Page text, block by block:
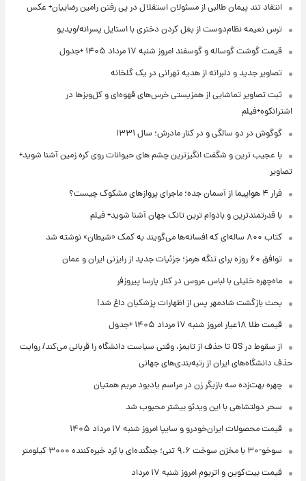
انتقاد تند پیمان طالبی از مسئولان استقلال در پی رفتن رامین رضاییان+ عکس
ترس نعیمه نظام‌دوست از بغل کردن دختری با استایل پسرانه/ویدیو
قیمت گوشت گوساله و گوسفند امروز شنبه ۱۷ مرداد ۱۴۰۵ +جدول
تصاویر جدید و دلبرانه از هدیه تهرانی در یک گلخانه
ثبت تصاویر تماشایی از همزیستی خرس‌های قهوه‌ای و کل‌وبزها در
اشترانکوه+فیلم
گوگوش در دو سالگی و در کنار مادرش؛ سال ۱۳۳۱
با عجیب ترین و شگفت انگیزترین چشم های حیوانات روی کره زمین آشنا شوید+
تصاویر
فرار ۴ هواپیما از آسمان جده؛ ماجرای پروازهای مشکوک چیست؟
با قدرتمندترین و بادوام ترین تانک جهان آشنا شوید+ فیلم
کتاب ۸۰۰ ساله‌ای که افسانه‌ها می‌گویند به کمک «شیطان» نوشته شد
توافق ۶۰ روزه برای تنگه هرمز؛ جزئیات جدید از رایزنی ایران و عمان
ماه‌چهره خلیلی با لباس عروس در کنار پارسا پیروزفر
بحث بازگشت شادمهر پس از اظهارات پزشکیان داغ شد!
قیمت طلا ۱۸عیار امروز شنبه ۱۷ مرداد ۱۴۰۵ +جدول
از سقوط در QS تا حذف از تایمز، وقتی سیاست دانشگاه را قربانی می‌کند/ روایت
حذف دانشگاه‌های ایران از رتبه‌بندی‌های جهانی
چهره بهت‌زده سه بازیگر زن در مراسم یادبود مریم همتیان
سحر دولتشاهی با این ویدئو بیشتر محبوب شد
قیمت محصولات ایران‌خودرو و سایپا امروز شنبه ۱۷ مرداد ۱۴۰۵
سوخو-۳۰ با مخزن سوخت ۹.۶ تنی؛ جنگنده‌ای با بُرد خیره‌کننده ۳۰۰۰ کیلومتر
قیمت بیت‌کوین و اتریوم امروز شنبه ۱۷ مرداد